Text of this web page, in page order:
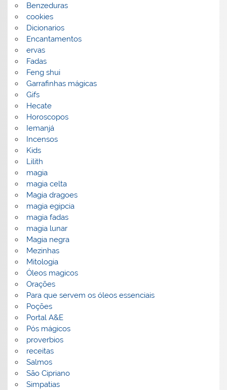
Benzeduras
cookies
Dicionarios
Encantamentos
ervas
Fadas
Feng shui
Garrafinhas mágicas
Gifs
Hecate
Horoscopos
Iemanjá
Incensos
Kids
Lilith
magia
magia celta
Magia dragoes
magia egipcia
magia fadas
magia lunar
Magia negra
Mezinhas
Mitologia
Óleos magicos
Orações
Para que servem os óleos essenciais
Poções
Portal A&E
Pós mágicos
proverbios
receitas
Salmos
São Cipriano
Simpatias